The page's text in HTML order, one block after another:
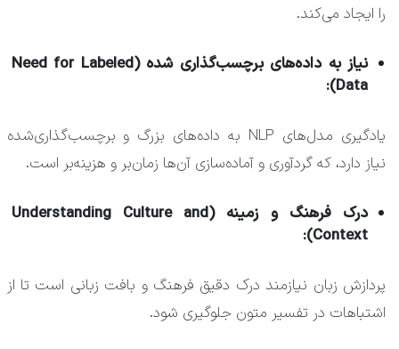
را ایجاد می‌کند.
نیاز به داده‌های برچسب‌گذاری شده (Need for Labeled
Data):
یادگیری مدل‌های NLP به داده‌های بزرگ و برچسب‌گذاری‌شده
نیاز دارد، که گردآوری و آماده‌سازی آن‌ها زمان‌بر و هزینه‌بر است.
درک فرهنگ و زمینه (Understanding Culture and
Context):
پردازش زبان نیازمند درک دقیق فرهنگ و بافت زبانی است تا از
اشتباهات در تفسیر متون جلوگیری شود.